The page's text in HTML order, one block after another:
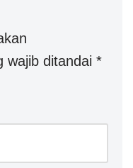
wajib ditandai *